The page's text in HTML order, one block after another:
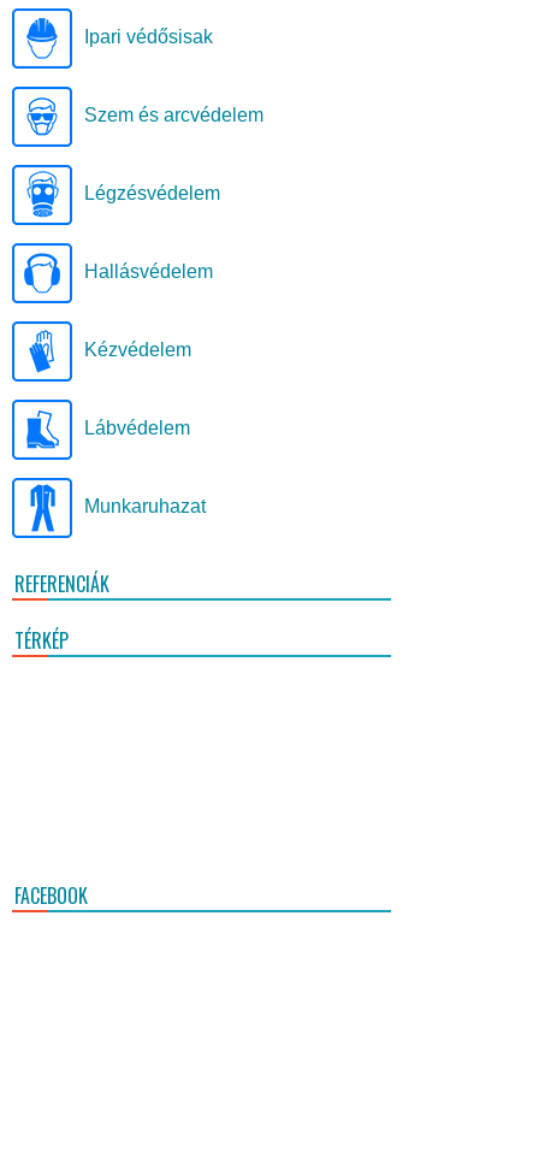
Ipari védősisak
Szem és arcvédelem
Légzésvédelem
Hallásvédelem
Kézvédelem
Lábvédelem
Munkaruhazat
REFERENCIÁK
TÉRKÉP
FACEBOOK